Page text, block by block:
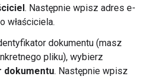
. Następnie wpisz adres e-
właściciela.
dokumentu (masz
pliku), wybierz
dokumentu. Następnie wpisz